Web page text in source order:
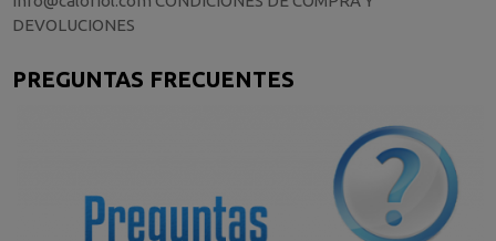
DEVOLUCIONES
PREGUNTAS FRECUENTES